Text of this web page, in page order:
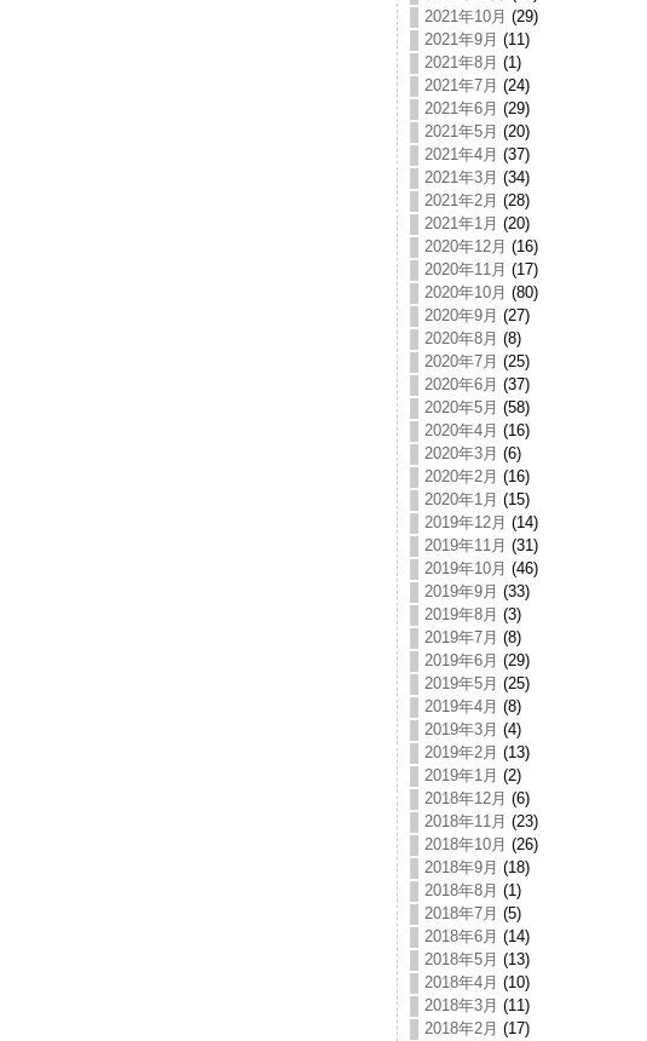
2021年10月 (29)
2021年9月 (11)
2021年8月 (1)
2021年7月 (24)
2021年6月 (29)
2021年5月 (20)
2021年4月 (37)
2021年3月 (34)
2021年2月 (28)
2021年1月 (20)
2020年12月 (16)
2020年11月 (17)
2020年10月 (80)
2020年9月 (27)
2020年8月 (8)
2020年7月 (25)
2020年6月 (37)
2020年5月 (58)
2020年4月 (16)
2020年3月 (6)
2020年2月 (16)
2020年1月 (15)
2019年12月 (14)
2019年11月 (31)
2019年10月 (46)
2019年9月 (33)
2019年8月 (3)
2019年7月 (8)
2019年6月 (29)
2019年5月 (25)
2019年4月 (8)
2019年3月 (4)
2019年2月 (13)
2019年1月 (2)
2018年12月 (6)
2018年11月 (23)
2018年10月 (26)
2018年9月 (18)
2018年8月 (1)
2018年7月 (5)
2018年6月 (14)
2018年5月 (13)
2018年4月 (10)
2018年3月 (11)
2018年2月 (17)